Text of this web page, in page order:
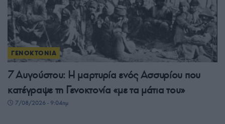
ΓΕΝΟΚΤΟΝΙΑ
7 Αυγούστου: Η μαρτυρία ενός Ασσυρίου που
κατέγραψε τη Γενοκτονία «με τα μάτια του»
7/08/2026 - 9:04πμ